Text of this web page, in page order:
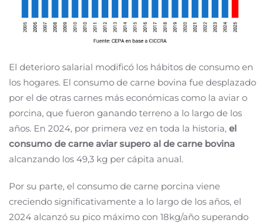
El deterioro salarial modificó los hábitos de consumo en
los hogares. El consumo de carne bovina fue desplazado
por el de otras carnes más económicas como la aviar o
porcina, que fueron ganando terreno a lo largo de los
años. En 2024, por primera vez en toda la historia, el
consumo de carne aviar supero al de carne bovina
alcanzando los 49,3 kg per cápita anual.
Por su parte, el consumo de carne porcina viene
creciendo significativamente a lo largo de los años, el
2024 alcanzó su pico máximo con 18kg/año superando